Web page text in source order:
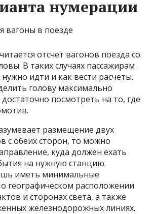
нумерации
отсчет вагонов поезда со
В таких случаях пассажирам
идти и как вести расчеты.
голову максимально
достаточно посмотреть на то, где
размещение двух
с обеих сторон, то можно
куда должен ехать
на нужную станцию.
иметь минимальные
географическом расположении
и сторонах света, а также
железнодорожных линиях.